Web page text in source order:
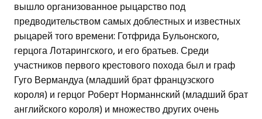
вышло организованное рыцарство под
предводительством самых доблестных и известных
рыцарей того времени: Готфрида Бульонского,
герцога Лотарингского, и его братьев. Среди
участников первого крестового похода был и граф
Гуго Вермандуа (младший брат французского
короля) и герцог Роберт Норманнский (младший брат
английского короля) и множество других очень